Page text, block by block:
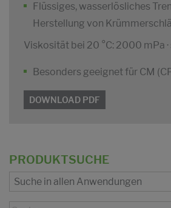
Flüssiges, wasserlösliches
Herstellung von
Viskosität bei 20 °C: 2000 mPa ·
Besonders geeignet für CM
DOWNLOAD PDF
PRODUKTSUCHE